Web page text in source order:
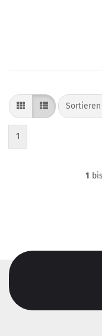
1
1 bis